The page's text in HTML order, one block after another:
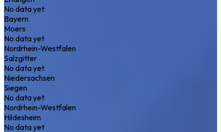
No data yet
Bayern
Moers
No data yet
Nordrhein-Westfalen
Salzgitter
No data yet
Niedersachsen
Siegen
No data yet
Nordrhein-Westfalen
Hildesheim
No data yet